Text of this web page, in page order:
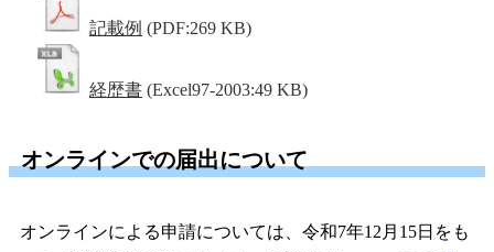
記載例 (PDF:269 KB)
経歴書 (Excel97-2003:49 KB)
オンラインでの届出について
オンラインによる申請については、令和7年12月15日をも